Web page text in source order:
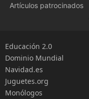
Artículos patrocinados
Educación 2.0
Dominio Mundial
Navidad.es
Juguetes.org
Monólogos